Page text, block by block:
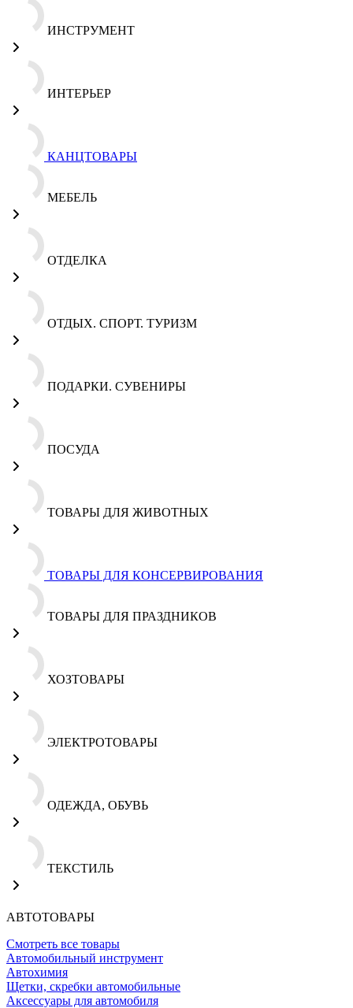
ИНСТРУМЕНТ
ИНТЕРЬЕР
КАНЦТОВАРЫ
МЕБЕЛЬ
ОТДЕЛКА
ОТДЫХ. СПОРТ. ТУРИЗМ
ПОДАРКИ. СУВЕНИРЫ
ПОСУДА
ТОВАРЫ ДЛЯ ЖИВОТНЫХ
ТОВАРЫ ДЛЯ КОНСЕРВИРОВАНИЯ
ТОВАРЫ ДЛЯ ПРАЗДНИКОВ
ХОЗТОВАРЫ
ЭЛЕКТРОТОВАРЫ
ОДЕЖДА, ОБУВЬ
ТЕКСТИЛЬ
АВТОТОВАРЫ
Смотреть все товары
Автомобильный инструмент
Автохимия
Щетки, скребки автомобильные
Аксессуары для автомобиля